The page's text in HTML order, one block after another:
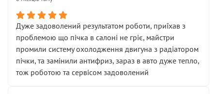
Дуже задоволений результатом роботи, приїхав з
проблемою що пічка в салоні не гріє, майстри
промили систему охолодження двигуна з радіатором
пічки, та замінили антифриз, зараз в авто дуже тепло,
тож роботою та сервісом задоволений